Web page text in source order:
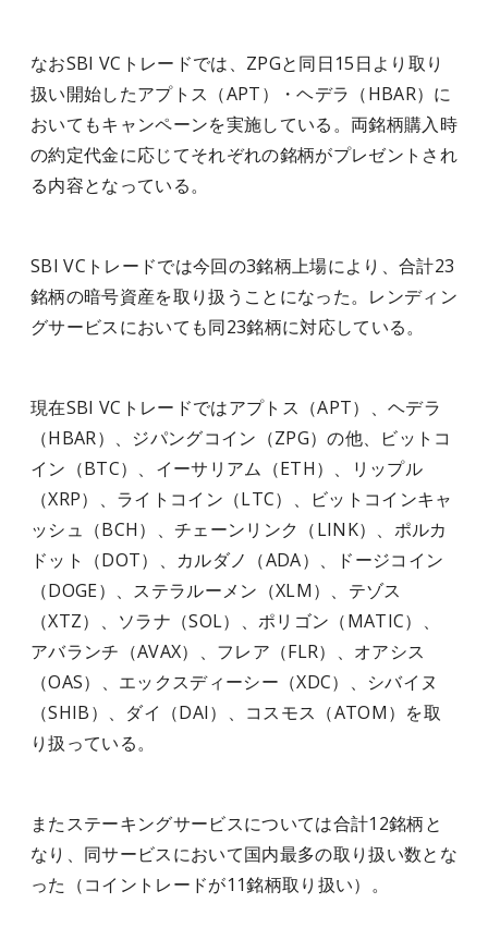
なおSBI VCトレードでは、ZPGと同日15日より取り
扱い開始したアプトス（APT）・ヘデラ（HBAR）に
おいてもキャンペーンを実施している。両銘柄購入時
の約定代金に応じてそれぞれの銘柄がプレゼントされ
る内容となっている。
SBI VCトレードでは今回の3銘柄上場により、合計23
銘柄の暗号資産を取り扱うことになった。レンディン
グサービスにおいても同23銘柄に対応している。
現在SBI VCトレードではアプトス（APT）、ヘデラ
（HBAR）、ジパングコイン（ZPG）の他、ビットコ
イン（BTC）、イーサリアム（ETH）、リップル
（XRP）、ライトコイン（LTC）、ビットコインキャ
ッシュ（BCH）、チェーンリンク（LINK）、ポルカ
ドット（DOT）、カルダノ（ADA）、ドージコイン
（DOGE）、ステラルーメン（XLM）、テゾス
（XTZ）、ソラナ（SOL）、ポリゴン（MATIC）、
アバランチ（AVAX）、フレア（FLR）、オアシス
（OAS）、エックスディーシー（XDC）、シバイヌ
（SHIB）、ダイ（DAI）、コスモス（ATOM）を取
り扱っている。
またステーキングサービスについては合計12銘柄と
なり、同サービスにおいて国内最多の取り扱い数とな
った（コイントレードが11銘柄取り扱い）。